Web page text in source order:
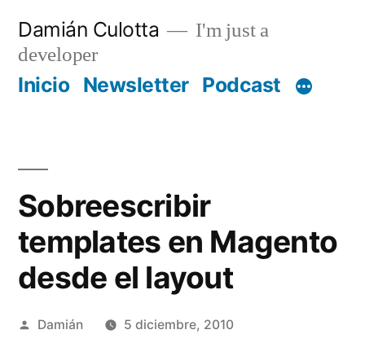
contenido
Damián Culotta
I'm just a
developer
Inicio Newsletter Podcast
Sobreescribir
templates en Magento
desde el layout
Publicado
Damián 5 diciembre, 2010